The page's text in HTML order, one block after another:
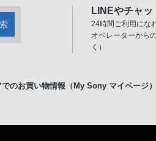
LINEやチャ
24時間ご利用にな
オペレーターから
く）
のお買い物情報（My Sony マイページ）